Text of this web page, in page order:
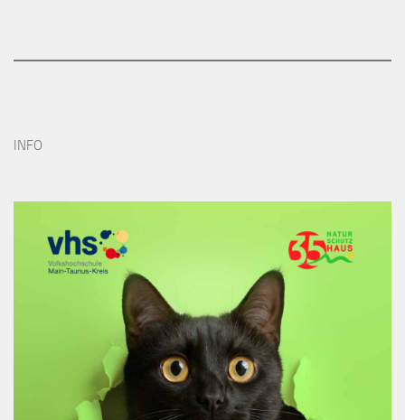
INFO